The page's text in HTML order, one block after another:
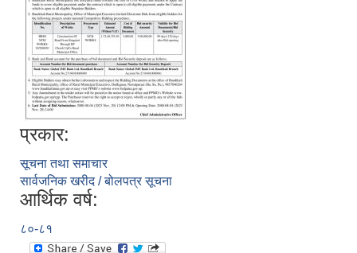
प्रकार:
सूचना तथा समाचार
सार्वजनिक खरीद / बोलपत्र सूचना
आर्थिक वर्ष:
८०-८१